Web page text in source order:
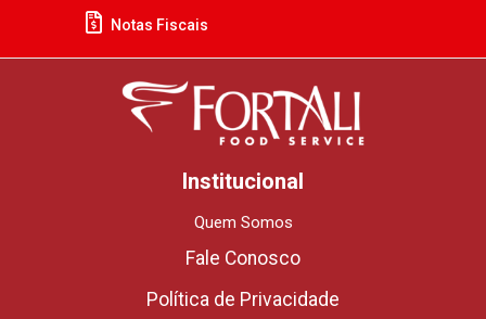
Notas Fiscais
Institucional
Quem Somos
Fale Conosco
Política de Privacidade